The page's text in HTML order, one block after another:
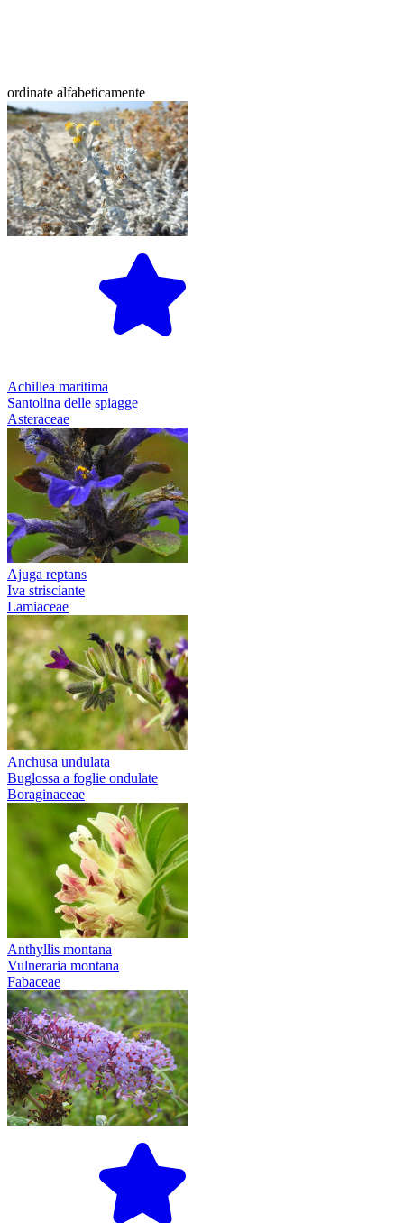
ordinate alfabeticamente
Achillea maritima
Santolina delle spiagge
Asteraceae
Ajuga reptans
Iva strisciante
Lamiaceae
Anchusa undulata
Buglossa a foglie ondulate
Boraginaceae
Anthyllis montana
Vulneraria montana
Fabaceae